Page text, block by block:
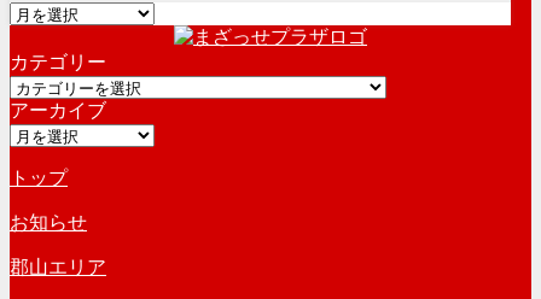
ア
カ
イ
ブ
カテゴリー
カ
テ
ゴ
ー
アーカイブ
ア
カ
イ
ブ
トップ
お知らせ
郡山エリア